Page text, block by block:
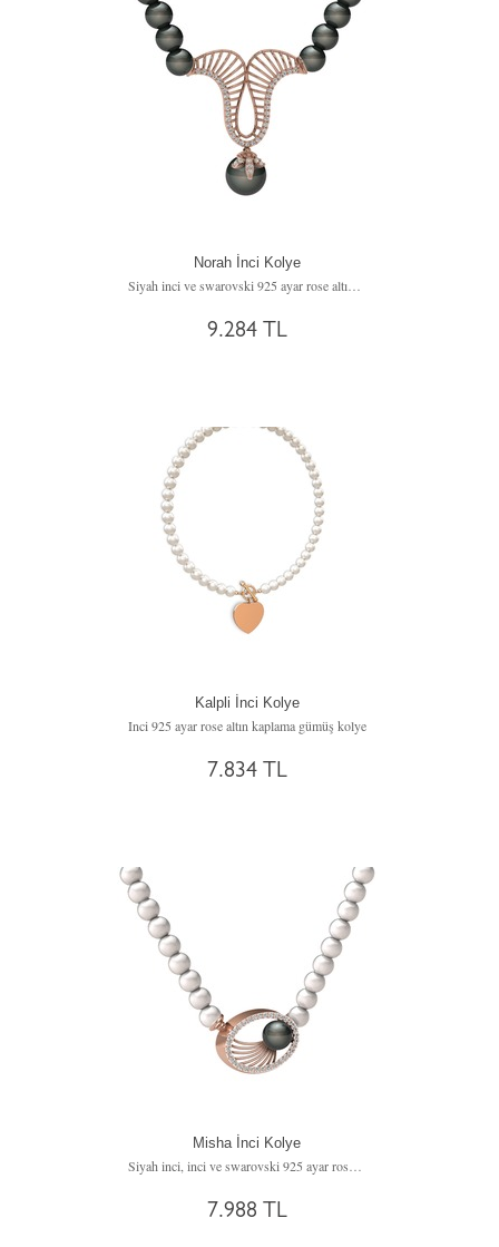
Norah İnci Kolye
9.284 TL
Kalpli İnci Kolye
Inci 925 ayar rose altın kaplama gümüş kolye
7.834 TL
Misha İnci Kolye
7.988 TL